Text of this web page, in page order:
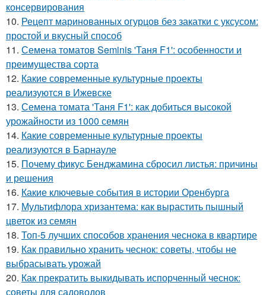
консервирования
10. Рецепт маринованных огурцов без закатки с уксусом:
простой и вкусный способ
11. Семена томатов Seminis 'Таня F1': особенности и
преимущества сорта
12. Какие современные культурные проекты
реализуются в Ижевске
13. Семена томата 'Таня F1': как добиться высокой
урожайности из 1000 семян
14. Какие современные культурные проекты
реализуются в Барнауле
15. Почему фикус Бенджамина сбросил листья: причины
и решения
16. Какие ключевые события в истории Оренбурга
17. Мультифлора хризантема: как вырастить пышный
цветок из семян
18. Топ-5 лучших способов хранения чеснока в квартире
19. Как правильно хранить чеснок: советы, чтобы не
выбрасывать урожай
20. Как прекратить выкидывать испорченный чеснок:
советы для садоводов